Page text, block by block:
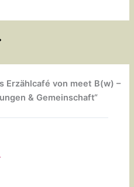
Erzählcafé von meet B(w) –
& Gemeinschaft“